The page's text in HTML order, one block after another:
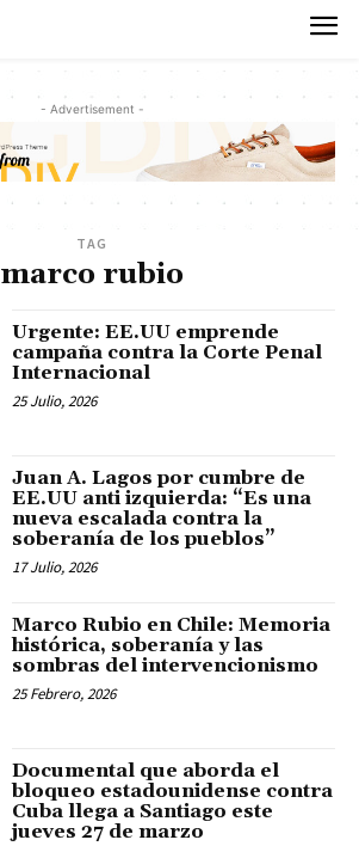
- Advertisement -
TAG
marco rubio
Urgente: EE.UU emprende
campaña contra la Corte Penal
Internacional
25 Julio, 2026
Juan A. Lagos por cumbre de
EE.UU anti izquierda: “Es una
nueva escalada contra la
soberanía de los pueblos”
17 Julio, 2026
Marco Rubio en Chile: Memoria
histórica, soberanía y las
sombras del intervencionismo
25 Febrero, 2026
Documental que aborda el
bloqueo estadounidense contra
Cuba llega a Santiago este
jueves 27 de marzo